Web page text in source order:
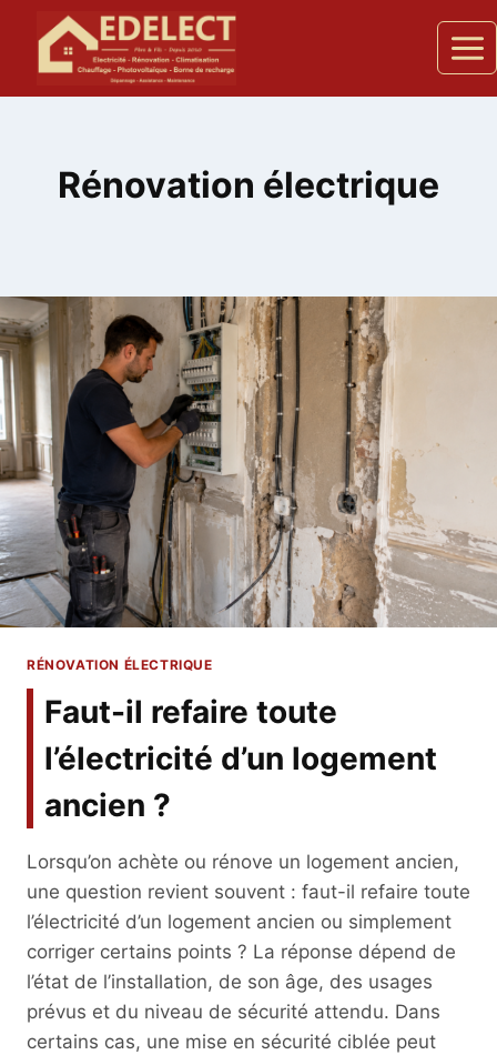
contenu
Rénovation électrique
RÉNOVATION ÉLECTRIQUE
Faut-il refaire toute
l’électricité d’un logement
ancien ?
Lorsqu’on achète ou rénove un logement ancien,
une question revient souvent : faut-il refaire toute
l’électricité d’un logement ancien ou simplement
corriger certains points ? La réponse dépend de
l’état de l’installation, de son âge, des usages
prévus et du niveau de sécurité attendu. Dans
certains cas, une mise en sécurité ciblée peut